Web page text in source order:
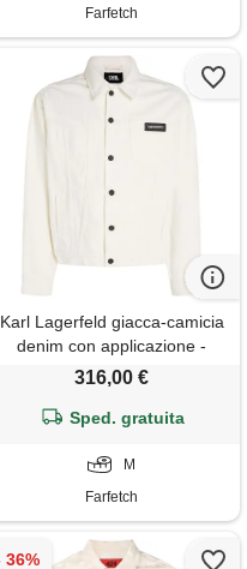
Farfetch
Karl Lagerfeld giacca-camicia
denim con applicazione -
bianco
316,00 €
Sped. gratuita
M
Farfetch